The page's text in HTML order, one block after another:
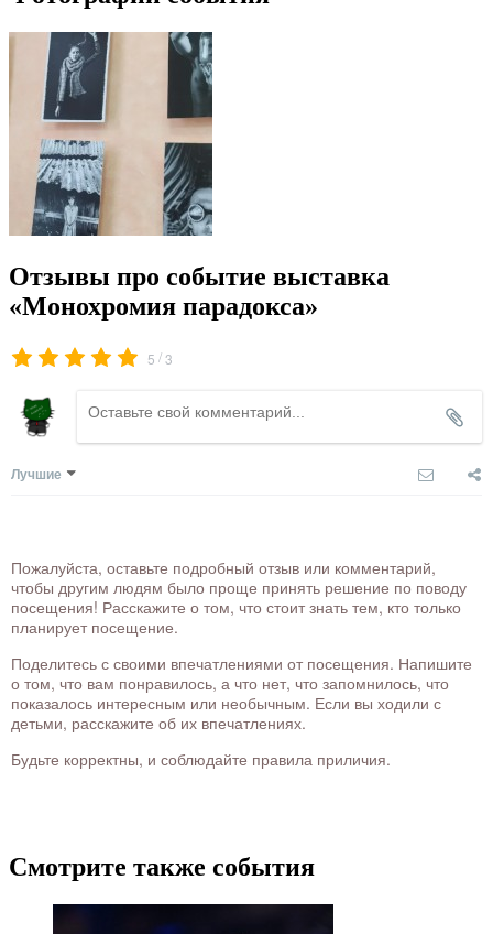
Отзывы про событие выставка
«Монохромия парадокса»
5 /3
Лучшие
Пожалуйста, оставьте подробный отзыв или комментарий,
чтобы другим людям было проще принять решение по поводу
посещения! Расскажите о том, что стоит знать тем, кто только
планирует посещение.
Поделитесь с своими впечатлениями от посещения. Напишите
о том, что вам понравилось, а что нет, что запомнилось, что
показалось интересным или необычным. Если вы ходили с
детьми, расскажите об их впечатлениях.
Будьте корректны, и соблюдайте правила приличия.
Смотрите также события